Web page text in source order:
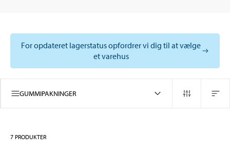
For opdateret lagerstatus opfordrer vi dig til at vælge
et varehus
GUMMIPAKNINGER
7 PRODUKTER